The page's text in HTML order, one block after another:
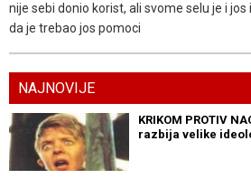
nije sebi donio korist, ali svome selu je i
da je trebao jos pomoci
NAJNOVIJE
KRIKOM PROTIV
razbija velike